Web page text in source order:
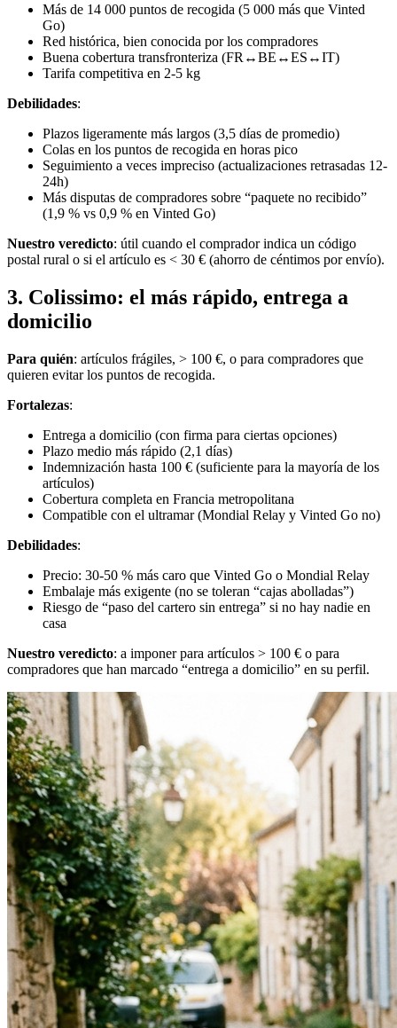
Más de 14 000 puntos de recogida (5 000 más que Vinted
Go)
Red histórica, bien conocida por los compradores
Buena cobertura transfronteriza (FR↔BE↔ES↔IT)
Tarifa competitiva en 2-5 kg
Debilidades:
Plazos ligeramente más largos (3,5 días de promedio)
Colas en los puntos de recogida en horas pico
Seguimiento a veces impreciso (actualizaciones retrasadas 12-
24h)
Más disputas de compradores sobre “paquete no recibido”
(1,9 % vs 0,9 % en Vinted Go)
Nuestro veredicto: útil cuando el comprador indica un código
postal rural o si el artículo es < 30 € (ahorro de céntimos por envío).
3. Colissimo: el más rápido, entrega a
domicilio
Para quién: artículos frágiles, > 100 €, o para compradores que
quieren evitar los puntos de recogida.
Fortalezas:
Entrega a domicilio (con firma para ciertas opciones)
Plazo medio más rápido (2,1 días)
Indemnización hasta 100 € (suficiente para la mayoría de los
artículos)
Cobertura completa en Francia metropolitana
Compatible con el ultramar (Mondial Relay y Vinted Go no)
Debilidades:
Precio: 30-50 % más caro que Vinted Go o Mondial Relay
Embalaje más exigente (no se toleran “cajas abolladas”)
Riesgo de “paso del cartero sin entrega” si no hay nadie en
casa
Nuestro veredicto: a imponer para artículos > 100 € o para
compradores que han marcado “entrega a domicilio” en su perfil.